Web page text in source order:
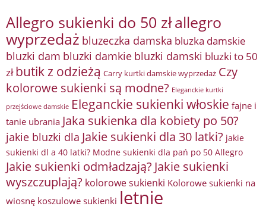
Allegro sukienki do 50 złallegro
wyprzedaż bluzeczka damska bluzka damskie
bluzki dam bluzki damkie bluzki damski bluzki to 50
zł butik z odzieżą Carry kurtki damskie wyprzedaż Czy
kolorowe sukienki są modne? Eleganckie kurtki
przejściowe damskie Eleganckie sukienki włoskie fajne i
tanie ubrania Jaka sukienka dla kobiety po 50?
jakie bluzki dla Jakie sukienki dla 30 latki? jakie
sukienki dl a 40 latki? Modne sukienki dla pań po 50 Allegro
Jakie sukienki odmładzają? Jakie sukienki
wyszczuplają? kolorowe sukienki Kolorowe sukienki na
wiosnę koszulowe sukienki letnie